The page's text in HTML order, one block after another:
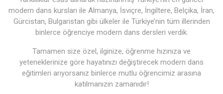
modern dans kursları ile Almanya, İsviçre, İngiltere, Belçika, İran,
Gürcistan, Bulgaristan gibi ülkeler ile Türkiye’nin tüm illerinden
binlerce öğrenciye modern dans dersleri verdik.
Tamamen size özel, ilginize, öğrenme hızınıza ve
yeteneklerinize göre hayatınızı değiştirecek modern dans
eğitimleri arıyorsanız binlerce mutlu öğrencimiz arasına
katılmanızın zamanıdır!